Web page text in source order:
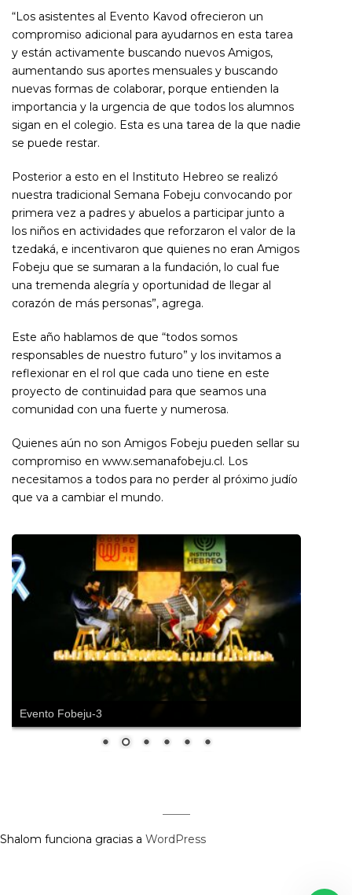
“Los asistentes al Evento Kavod ofrecieron un
compromiso adicional para ayudarnos en esta tarea
y están activamente buscando nuevos Amigos,
aumentando sus aportes mensuales y buscando
nuevas formas de colaborar, porque entienden la
importancia y la urgencia de que todos los alumnos
sigan en el colegio. Esta es una tarea de la que nadie
se puede restar.
Posterior a esto en el Instituto Hebreo se realizó
nuestra tradicional Semana Fobeju convocando por
primera vez a padres y abuelos a participar junto a
los niños en actividades que reforzaron el valor de la
tzedaká, e incentivaron que quienes no eran Amigos
Fobeju que se sumaran a la fundación, lo cual fue
una tremenda alegría y oportunidad de llegar al
corazón de más personas”, agrega.
Este año hablamos de que “todos somos
responsables de nuestro futuro” y los invitamos a
reflexionar en el rol que cada uno tiene en este
proyecto de continuidad para que seamos una
comunidad con una fuerte y numerosa.
Quienes aún no son Amigos Fobeju pueden sellar su
compromiso en www.semanafobeju.cl. Los
necesitamos a todos para no perder al próximo judío
que va a cambiar el mundo.
Evento Fobeju-3
Shalom funciona gracias a WordPressRegístrate aquí para recibir la